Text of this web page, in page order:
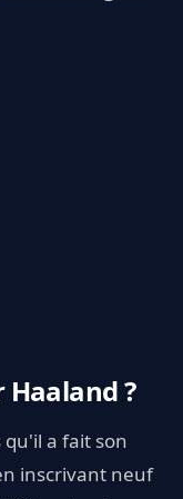
Haaland ?
a fait son
inscrivant neuf